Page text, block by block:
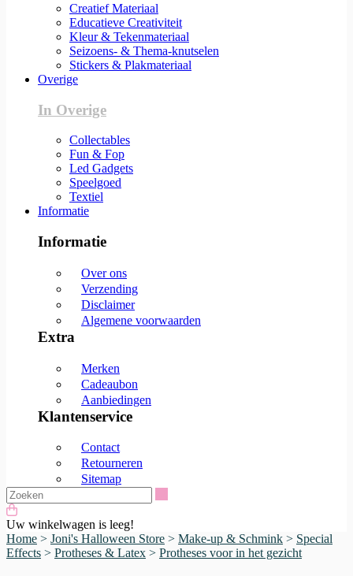
Creatief Materiaal
Educatieve Creativiteit
Kleur & Tekenmateriaal
Seizoens- & Thema-knutselen
Stickers & Plakmateriaal
Overige
In Overige
Collectables
Fun & Fop
Led Gadgets
Speelgoed
Textiel
Informatie
Informatie
Over ons
Verzending
Disclaimer
Algemene voorwaarden
Extra
Merken
Cadeaubon
Aanbiedingen
Klantenservice
Contact
Retourneren
Sitemap
Uw winkelwagen is leeg!
Home > Joni's Halloween Store > Make-up & Schmink > Special
Effects > Protheses & Latex > Protheses voor in het gezicht